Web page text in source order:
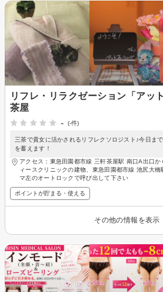
リフレ・リラクゼーション「アッ
茶屋
-
(-件)
三茶で貴女に活かされるリフレクソロジスト♪今日ま
を蓄えます！
アクセス：東急田園都市線 三軒茶屋駅 南口A出口
ィースクリニックの建物、東急田園都市線 池尻大
マ左のオートロックで呼び出して下さい
ポイントが貯まる・使える
その他の情報を表示